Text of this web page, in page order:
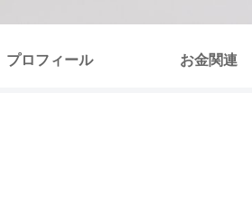
プロフィール お金関連